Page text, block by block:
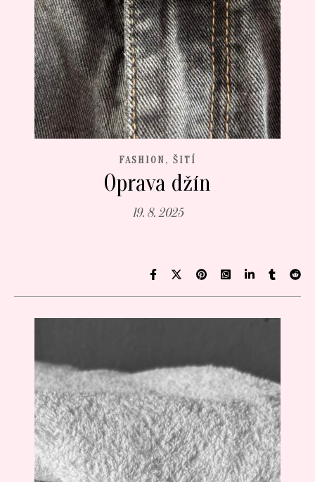
FASHION, ŠITÍ
Oprava džín
19. 8. 2025